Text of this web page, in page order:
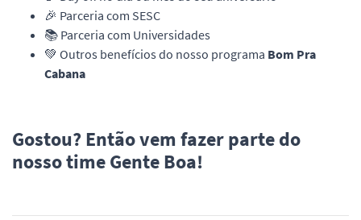
🎉 Parceria com SESC
📚 Parceria com Universidades
💚 Outros benefícios do nosso programa Bom Pra
Cabana
Gostou? Então vem fazer parte do
nosso time Gente Boa!